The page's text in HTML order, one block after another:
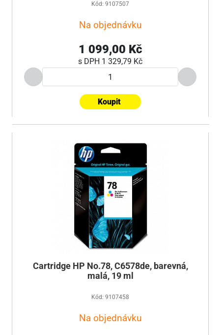
Kód: 9107507
Na objednávku
1 099,00 Kč
s DPH 1 329,79 Kč
Koupit
Cartridge HP No.78, C6578de, barevná,
malá, 19 ml
Kód: 9107458
Na objednávku